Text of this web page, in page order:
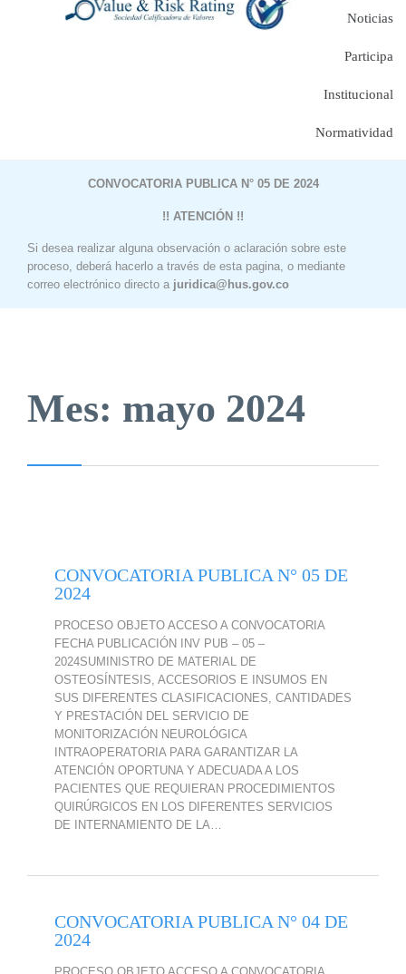
Noticias
Participa
Institucional
Normatividad
CONVOCATORIA PUBLICA N° 05 DE 2024
!! ATENCIÓN !!
Si desea realizar alguna observación o aclaración sobre este
proceso, deberá hacerlo a través de esta pagina, o mediante
correo electrónico directo a juridica@hus.gov.co
Mes: mayo 2024
CONVOCATORIA PUBLICA N° 05 DE
2024
PROCESO OBJETO ACCESO A CONVOCATORIA
FECHA PUBLICACIÓN INV PUB – 05 –
2024SUMINISTRO DE MATERIAL DE
OSTEOSÍNTESIS, ACCESORIOS E INSUMOS EN
SUS DIFERENTES CLASIFICACIONES, CANTIDADES
Y PRESTACIÓN DEL SERVICIO DE
MONITORIZACIÓN NEUROLÓGICA
INTRAOPERATORIA PARA GARANTIZAR LA
ATENCIÓN OPORTUNA Y ADECUADA A LOS
PACIENTES QUE REQUIERAN PROCEDIMIENTOS
QUIRÚRGICOS EN LOS DIFERENTES SERVICIOS
DE INTERNAMIENTO DE LA…
CONVOCATORIA PUBLICA N° 04 DE
2024